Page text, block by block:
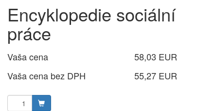
Encyklopedie sociální
práce
Vaša cena
58,03 EUR
Vaša cena bez DPH
55,27 EUR